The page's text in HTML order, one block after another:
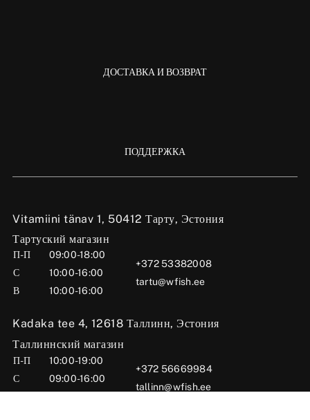
Vitamiini tänav 1, 50412 Тарту, Эстония
Тартуский магазин
П-П
09:00-18:00
С
10:00-16:00
В
10:00-16:00
+372 53382008
tartu@wfish.ee
Kadaka tee 4, 12618 Таллинн, Эстония
Таллиннский магазин
П-П
10:00-19:00
С
09:00-16:00
+372 56669984
tallinn@wfish.ee
ДОСТАВКА И ВОЗВРАТ
ПОДДЕРЖКА